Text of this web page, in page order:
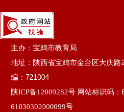
主办：宝鸡市教育局
地址：陕西省宝鸡市金台区大庆路
编：721004
陕ICP备12009282号 网站标识码：
61030302000099号